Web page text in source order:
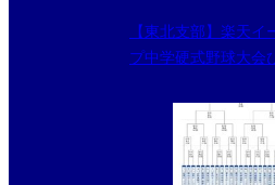
【東北支部】楽天イ
プ中学硬式野球大会